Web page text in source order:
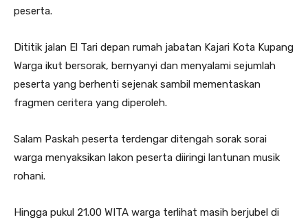
peserta.
Dititik jalan El Tari depan rumah jabatan Kajari Kota Kupang
Warga ikut bersorak, bernyanyi dan menyalami sejumlah
peserta yang berhenti sejenak sambil mementaskan
fragmen ceritera yang diperoleh.
Salam Paskah peserta terdengar ditengah sorak sorai
warga menyaksikan lakon peserta diiringi lantunan musik
rohani.
Hingga pukul 21.00 WITA warga terlihat masih berjubel di